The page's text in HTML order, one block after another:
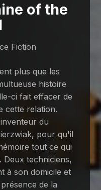
of the
Fiction
plus que les
histoire
ci fait effacer de
cette relation.
du
pour qu'il
tout ce qui
Deux techniciens,
à son domicile et
de la